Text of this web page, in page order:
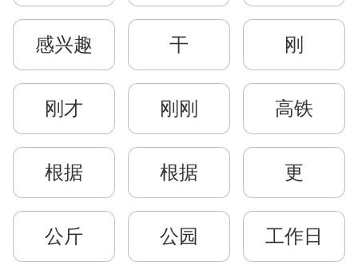
感兴趣 干 刚
刚才 刚刚 高铁
根据 根据 更
公斤 公园 工作日